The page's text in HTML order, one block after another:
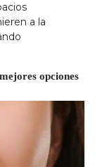
a la
opciones